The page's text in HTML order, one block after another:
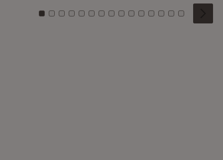
Zu Kachel: 0
Zu Kachel: 1
Zu Kachel: 2
Zu Kachel: 3
Zu Kachel: 4
Zu Kachel: 5
Zu Kachel: 6
Zu Kachel: 7
Zu Kachel: 8
Zu Kachel: 9
Zu Kachel: 10
Zu Kachel: 11
Zu Kachel: 12
Zu Kachel:
Zu